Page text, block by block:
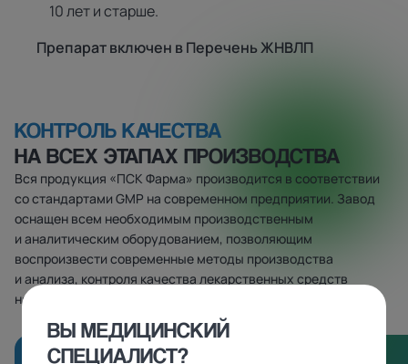
10 лет и старше.
Препарат включен в Перечень ЖНВЛП
КОНТРОЛЬ КАЧЕСТВА
НА ВСЕХ ЭТАПАХ ПРОИЗВОДСТВА
Вся продукция «ПСК Фарма» производится в соответствии
со стандартами GMP на современном предприятии. Завод
оснащен всем необходимым производственным
и аналитическим оборудованием, позволяющим
воспроизвести современные методы производства
и анализа, контроля качества лекарственных средств
на протяжении всего их жизненного цикла
ВЫ МЕДИЦИНСКИЙ
СПЕЦИАЛИСТ?